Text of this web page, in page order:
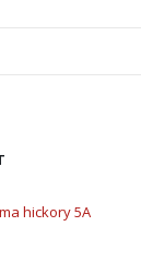
hickory 5A